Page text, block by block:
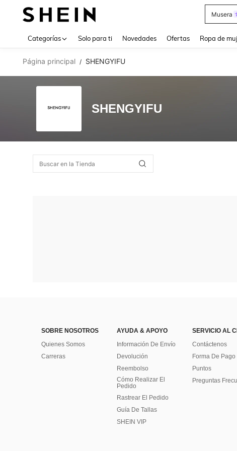
Musera
Categorías Solo para ti Novedades Ofertas Ropa de
Página principal / SHENGYIFU
SHENGYIFU
SOBRE NOSOTROS
Quienes Somos
Carreras
AYUDA & APOYO
Información De Envío
Devolución
Reembolso
Cómo Realizar El
Pedido
Rastrear El Pedido
Guía De Tallas
SHEIN VIP
SERVICIO AL
Contáctenos
Forma De Pago
Puntos
Preguntas